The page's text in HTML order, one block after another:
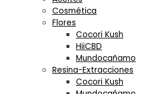
Cosmética
Flores
Cocori Kush
HiiCBD
Mundocañamo
Resina-Extracciones
Cocori Kush